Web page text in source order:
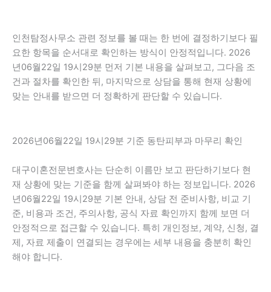
인천탐정사무소 관련 정보를 볼 때는 한 번에 결정하기보다 필
요한 항목을 순서대로 확인하는 방식이 안정적입니다. 2026
년06월22일 19시29분 먼저 기본 내용을 살펴보고, 그다음 조
건과 절차를 확인한 뒤, 마지막으로 상담을 통해 현재 상황에
맞는 안내를 받으면 더 정확하게 판단할 수 있습니다.
2026년06월22일 19시29분 기준 동탄피부과 마무리 확인
대구이혼전문변호사는 단순히 이름만 보고 판단하기보다 현
재 상황에 맞는 기준을 함께 살펴봐야 하는 정보입니다. 2026
년06월22일 19시29분 기본 안내, 상담 전 준비사항, 비교 기
준, 비용과 조건, 주의사항, 공식 자료 확인까지 함께 보면 더
안정적으로 접근할 수 있습니다. 특히 개인정보, 계약, 신청, 결
제, 자료 제출이 연결되는 경우에는 세부 내용을 충분히 확인
해야 합니다.